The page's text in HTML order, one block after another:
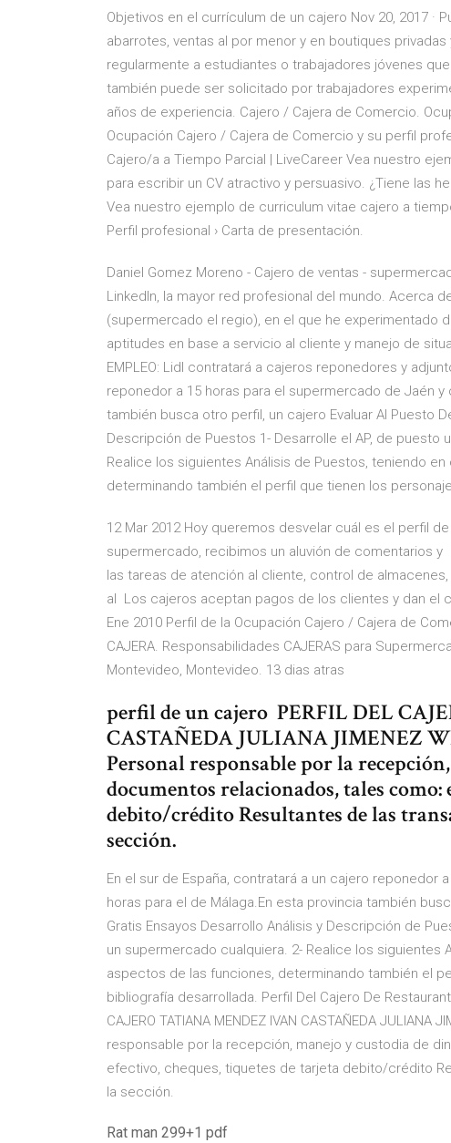
Objetivos en el currículum de un cajero Nov 20, 2017 ·
abarrotes, ventas al por menor y en boutiques
regularmente a estudiantes o trabajadores jóvenes
también puede ser solicitado por trabajadores
años de experiencia. Cajero / Cajera de Comercio.
Ocupación Cajero / Cajera de Comercio y su perfil
Cajero/a a Tiempo Parcial | LiveCareer Vea nuestro
para escribir un CV atractivo y persuasivo. ¿Tiene las
Vea nuestro ejemplo de curriculum vitae cajero a
Perfil profesional › Carta de presentación.
Daniel Gomez Moreno - Cajero de ventas -
LinkedIn, la mayor red profesional del mundo. Acerca
(supermercado el regio), en el que he experimentado
aptitudes en base a servicio al cliente y manejo de
EMPLEO: Lidl contratará a cajeros reponedores y
reponedor a 15 horas para el supermercado de Jaén
también busca otro perfil, un cajero Evaluar Al Puesto
Descripción de Puestos 1- Desarrolle el AP, de
Realice los siguientes Análisis de Puestos, teniendo
determinando también el perfil que tienen los
12 Mar 2012 Hoy queremos desvelar cuál es el perfil
supermercado, recibimos un aluvión de comentarios
las tareas de atención al cliente, control de
al Los cajeros aceptan pagos de los clientes y dan el
Ene 2010 Perfil de la Ocupación Cajero / Cajera de
CAJERA. Responsabilidades CAJERAS para
Montevideo, Montevideo. 13 dias atras
perfil de un cajero PERFIL DEL
CASTAÑEDA JULIANA JIMENEZ
Personal responsable por la
documentos relacionados, tales
debito/crédito Resultantes de las
sección.
En el sur de España, contratará a un cajero reponedor
horas para el de Málaga.En esta provincia también
Gratis Ensayos Desarrollo Análisis y Descripción de
un supermercado cualquiera. 2- Realice los
aspectos de las funciones, determinando también el
bibliografía desarrollada. Perfil Del Cajero De
CAJERO TATIANA MENDEZ IVAN CASTAÑEDA JULIANA
responsable por la recepción, manejo y custodia de
efectivo, cheques, tiquetes de tarjeta debito/crédito
la sección.
Rat man 299+1 pdf